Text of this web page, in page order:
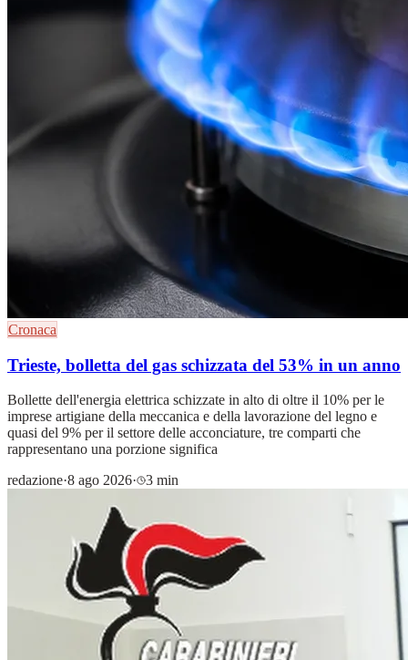
Cronaca
Trieste, bolletta del gas schizzata del 53% in un anno
Bollette dell'energia elettrica schizzate in alto di oltre il 10% per le
imprese artigiane della meccanica e della lavorazione del legno e
quasi del 9% per il settore delle acconciature, tre comparti che
rappresentano una porzione significa
redazione·8 ago 2026· 3 min